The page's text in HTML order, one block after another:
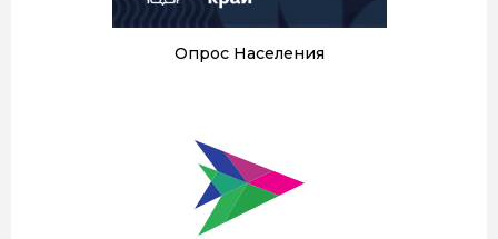
Опрос Населения